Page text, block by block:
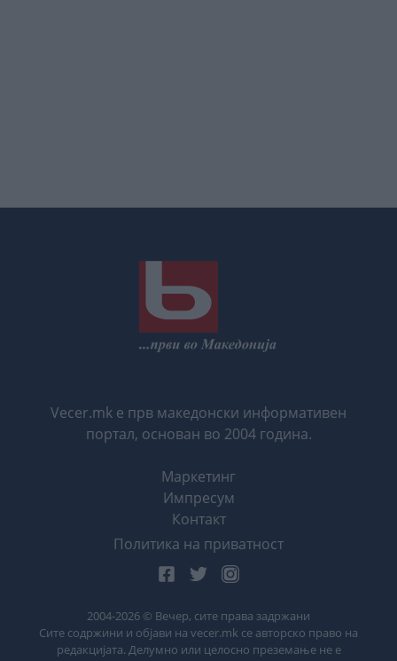
Vecer.mk е прв македонски информативен
портал, основан во 2004 година.
Маркетинг
Импресум
Контакт
Политика на приватност
2004-2026 © Вечер, сите права задржани
Сите содржини и објави на vecer.mk се авторско право на
редакцијата. Делумно или целосно преземање не е